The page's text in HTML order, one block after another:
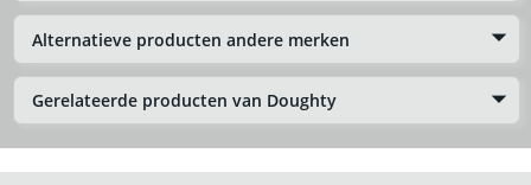
Alternatieve producten andere merken
Gerelateerde producten van Doughty